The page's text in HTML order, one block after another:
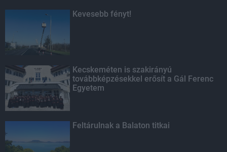
Kevesebb fényt!
Kecskeméten is szakirányú
továbbképzésekkel erősít a Gál Ferenc
Egyetem
Feltárulnak a Balaton titkai